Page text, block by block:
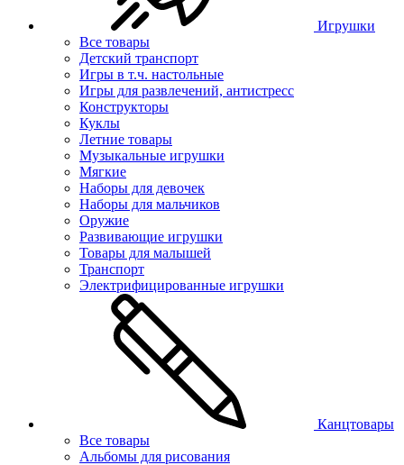
Игрушки
Все товары
Детский транспорт
Игры в т.ч. настольные
Игры для развлечений, антистресс
Конструкторы
Куклы
Летние товары
Музыкальные игрушки
Мягкие
Наборы для девочек
Наборы для мальчиков
Оружие
Развивающие игрушки
Товары для малышей
Транспорт
Электрифицированные игрушки
Канцтовары
Все товары
Альбомы для рисования